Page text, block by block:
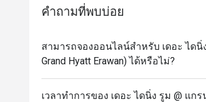
• บุฟเฟ่ต์อาหารกลางวัน (วันอาทิตย์:
o เด็ก: 100% = 1530 บาท, 30% =
• บุฟเฟ่ต์อาหารเย็น (วันจันทร์-วันพฤ
o เด็ก: 100% = 1118 บาท, 30% =
คำถามที่พบบ่อย
สามารถจองออนไลน์สำหรับ เดอะ ไดนิ่
Grand Hyatt Erawan) ได้หรือไม่?
เวลาทำการของ เดอะ ไดนิ่ง รูม @ แก